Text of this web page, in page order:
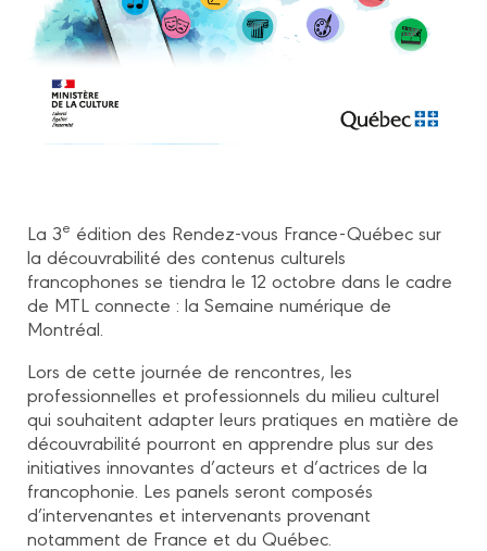
La 3e édition des Rendez-vous France-Québec sur
la découvrabilité des contenus culturels
francophones se tiendra le 12 octobre dans le cadre
de MTL connecte : la Semaine numérique de
Montréal.
Lors de cette journée de rencontres, les
professionnelles et professionnels du milieu culturel
qui souhaitent adapter leurs pratiques en matière de
découvrabilité pourront en apprendre plus sur des
initiatives innovantes d’acteurs et d’actrices de la
francophonie. Les panels seront composés
d’intervenantes et intervenants provenant
notamment de France et du Québec.